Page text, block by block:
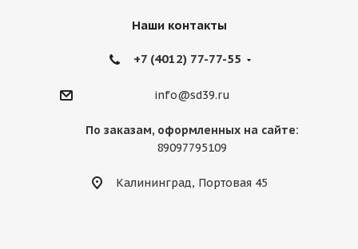
Наши контакты
+7 (4012) 77-77-55
info@sd39.ru
По заказам, оформленных на сайте:
89097795109
Калининград, Портовая 45